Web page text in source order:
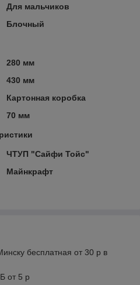
Для мальчиков
Блочный
280 мм
430 мм
Картонная коробка
70 мм
ЧТУП "Сайфи Тойс"
Майнкрафт
бесплатная от 30 р в
от 5 р